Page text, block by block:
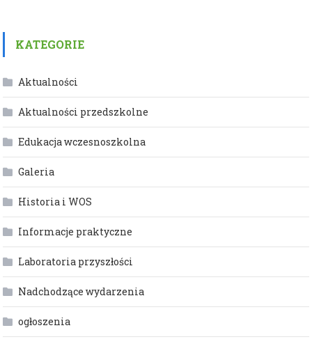
KATEGORIE
Aktualności
Aktualności przedszkolne
Edukacja wczesnoszkolna
Galeria
Historia i WOS
Informacje praktyczne
Laboratoria przyszłości
Nadchodzące wydarzenia
ogłoszenia